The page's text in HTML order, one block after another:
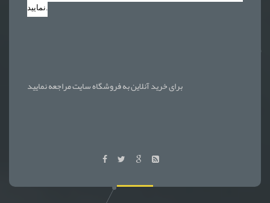
برای خرید آنلاین به فروشگاه سایت مراجعه نمایید